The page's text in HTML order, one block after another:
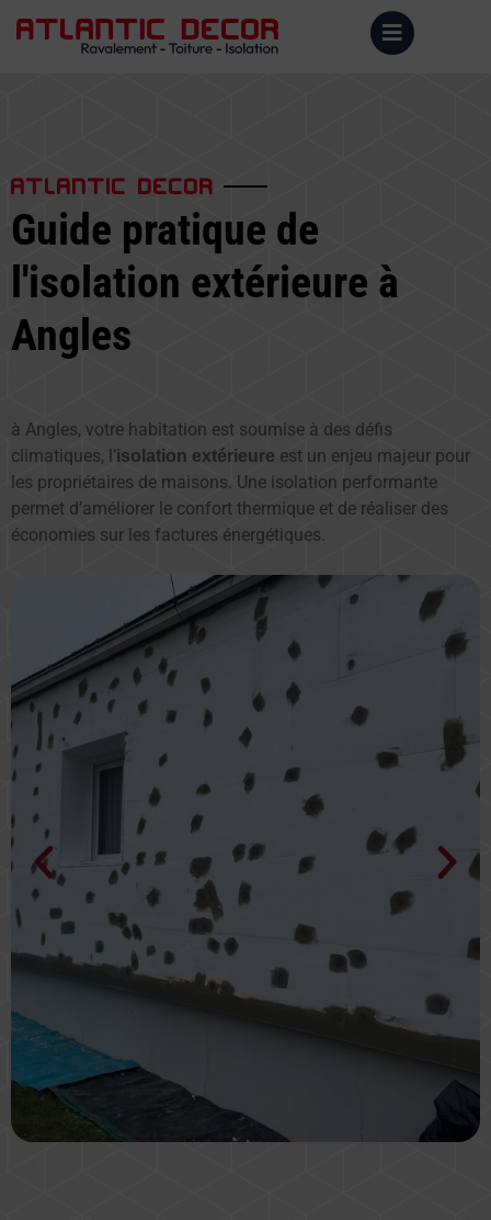
ATLANTIC DECOR
Guide pratique de
l'isolation extérieure à
Angles
à Angles, votre habitation est soumise à des défis
climatiques, l’isolation extérieure est un enjeu majeur pour
les propriétaires de maisons. Une isolation performante
permet d’améliorer le confort thermique et de réaliser des
économies sur les factures énergétiques.